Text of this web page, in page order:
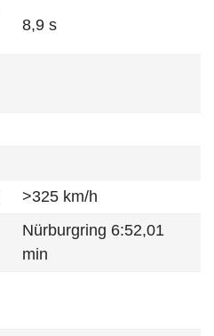
8,9 s
>325 km/h
Nürburgring 6:52,01
min